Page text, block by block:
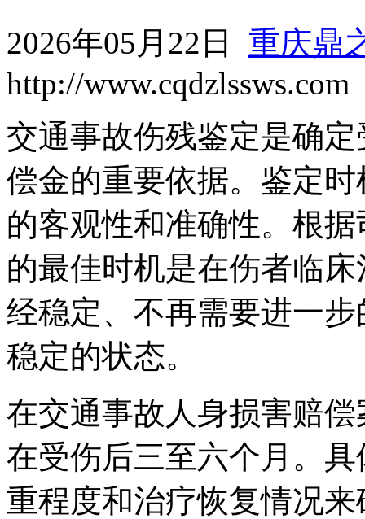
2026年05月22日 重庆鼎
http://www.cqdzlssws.com
交通事故伤残鉴定是确
偿金的重要依据。鉴定
的客观性和准确性。根
的最佳时机是在伤者临
经稳定、不再需要进一
稳定的状态。
在交通事故人身损害赔
在受伤后三至六个月。
重程度和治疗恢复情况